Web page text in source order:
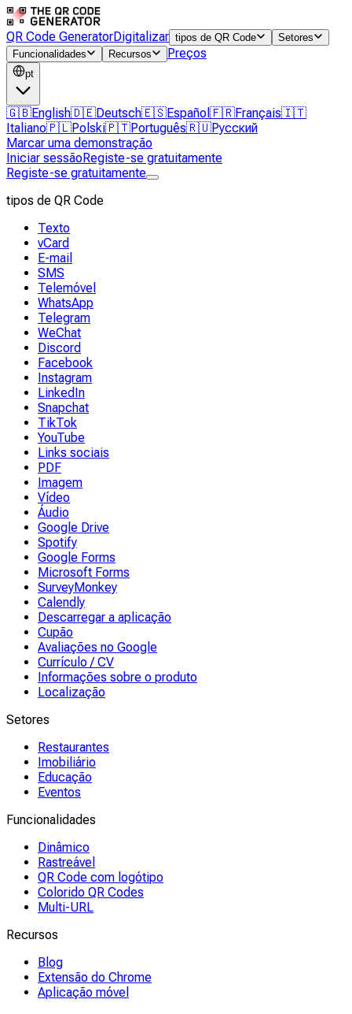
QR Code GeneratorDigitalizar tipos de QR Code
Setores
Funcionalidades
Recursos Preços
pt
🇬🇧English🇩🇪Deutsch🇪🇸Español 🇫🇷Français🇮🇹
Italiano🇵🇱Polski🇵🇹Português🇷🇺Русский
Marcar uma demonstração
Iniciar sessãoRegiste-se gratuitamente
Registe-se gratuitamente
tipos de QR Code
Texto
vCard
E-mail
SMS
Telemóvel
WhatsApp
Telegram
WeChat
Discord
Facebook
Instagram
LinkedIn
Snapchat
TikTok
YouTube
Links sociais
PDF
Imagem
Vídeo
Áudio
Google Drive
Spotify
Google Forms
Microsoft Forms
SurveyMonkey
Calendly
Descarregar a aplicação
Cupão
Avaliações no Google
Currículo / CV
Informações sobre o produto
Localização
Setores
Restaurantes
Imobiliário
Educação
Eventos
Funcionalidades
Dinâmico
Rastreável
QR Code com logótipo
Colorido QR Codes
Multi-URL
Recursos
Blog
Extensão do Chrome
Aplicação móvel